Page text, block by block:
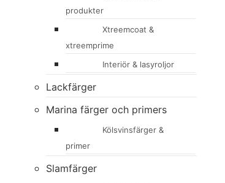
produkter
Xtreemcoat &
xtreemprime
Interiör & lasyroljor
Lackfärger
Marina färger och primers
Kölsvinsfärger &
primer
Slamfärger